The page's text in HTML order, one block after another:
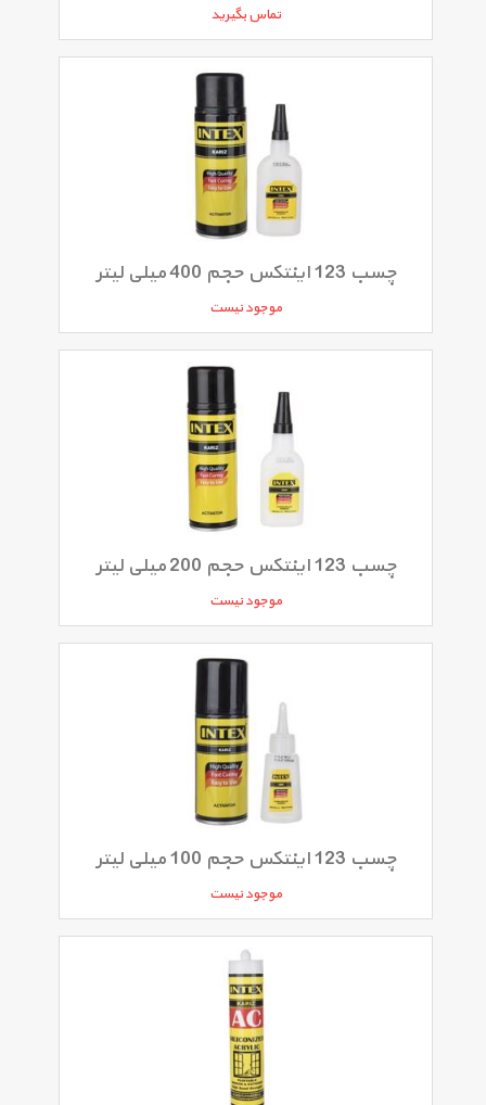
تماس بگیرید
چسب 123 اینتکس حجم 400 میلی لیتر
موجود نیست
چسب 123 اینتکس حجم 200 میلی لیتر
موجود نیست
چسب 123 اینتکس حجم 100 میلی لیتر
موجود نیست